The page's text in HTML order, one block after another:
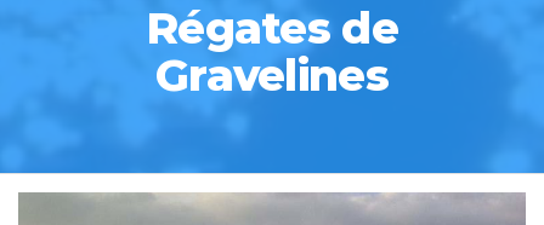
Régates de
Gravelines